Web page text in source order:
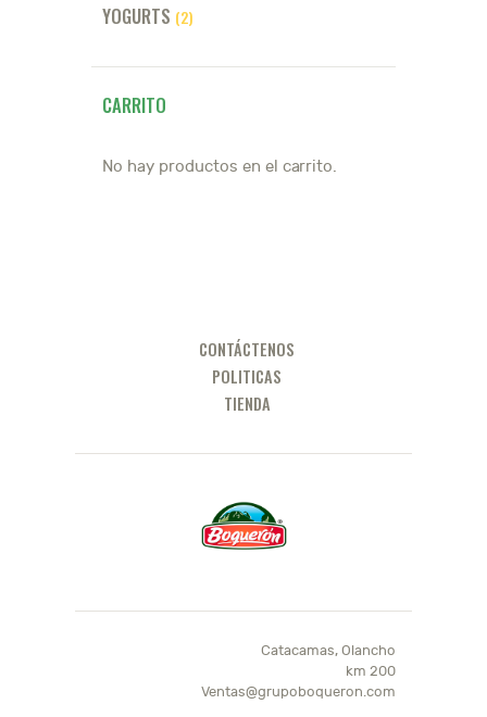
YOGURTS (2)
CARRITO
No hay productos en el carrito.
CONTÁCTENOS
POLITICAS
TIENDA
Catacamas, Olancho
km 200
Ventas@grupoboqueron.com